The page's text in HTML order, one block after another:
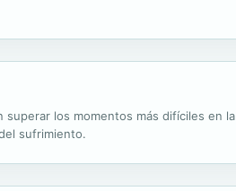
los momentos más difíciles en la
sufrimiento.